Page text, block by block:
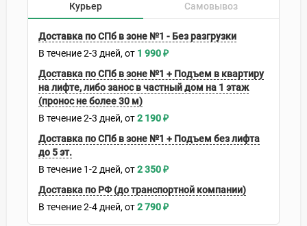
Курьер Самовывоз
Доставка по СПб в зоне №1 - Без разгрузки
В течение2-3 дней 1 990₽
Доставка по СПб в зоне №1 + Подъем в квартиру
на лифте, либо занос в частный дом на 1 этаж
(пронос не более 30 м)
В течение2-3 дней 2 190₽
Доставка по СПб в зоне №1 + Подъем без лифта
до 5 эт.
В течение 1-2 дней 2 350₽
Доставка по РФ (до транспортной компании)
В течение2-4 дней 2 790₽